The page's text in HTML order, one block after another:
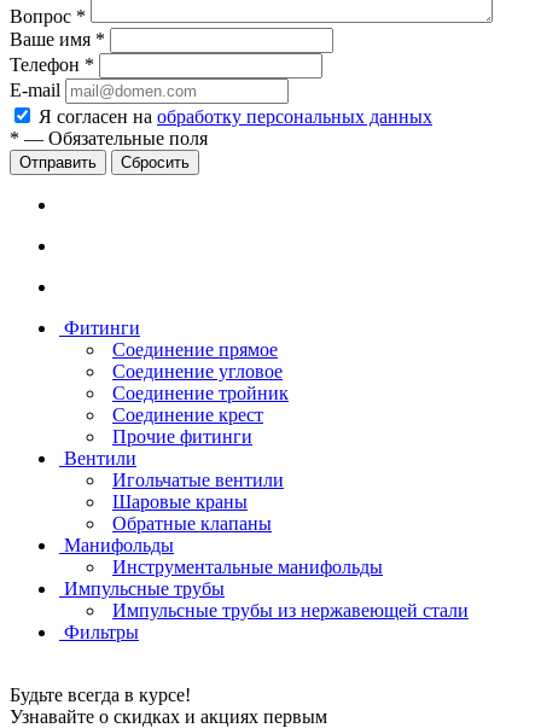
Вопрос *
Ваше имя *
Телефон *
E-mail
Я согласен на обработку персональных данных
* — Обязательные поля
Сбросить
Фитинги
Соединение прямое
Соединение угловое
Соединение тройник
Соединение крест
Прочие фитинги
Вентили
Игольчатые вентили
Шаровые краны
Обратные клапаны
Манифольды
Инструментальные манифольды
Импульсные трубы
Импульсные трубы из нержавеющей стали
Фильтры
Будьте всегда в курсе!
Узнавайте о скидках и акциях первым